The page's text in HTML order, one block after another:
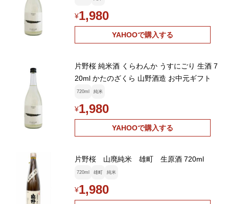
¥1,980
YAHOOで購入する
片野桜 純米酒 くらわんか うすにごり 生酒 7
20ml かたのざくら 山野酒造 お中元ギフト
720ml 純米
¥1,980
YAHOOで購入する
片野桜 山廃純米 雄町 生原酒 720ml
720ml 雄町 純米
¥1,980